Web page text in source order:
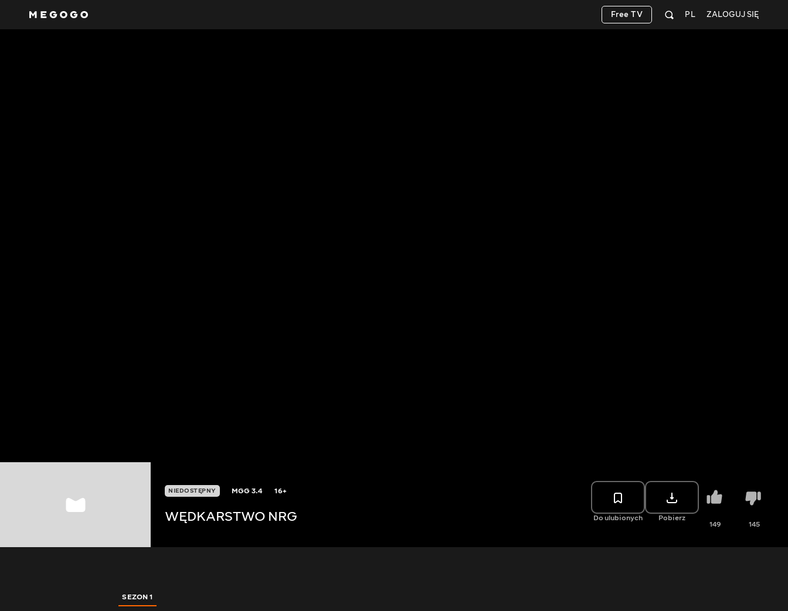
ZALOGUJ SIĘ
PL
Free TV
NIEDOSTĘPNY MGG3.4 16+
WĘDKARSTWO NRG Do ulubionych Pobierz
149 145
SEZON 1